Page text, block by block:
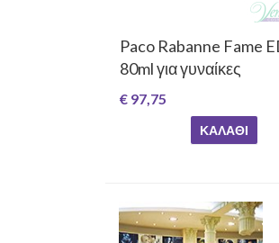
Paco Rabanne Fame
80ml για γυναίκες
€ 97,75
ΚΑΛΆΘΙ